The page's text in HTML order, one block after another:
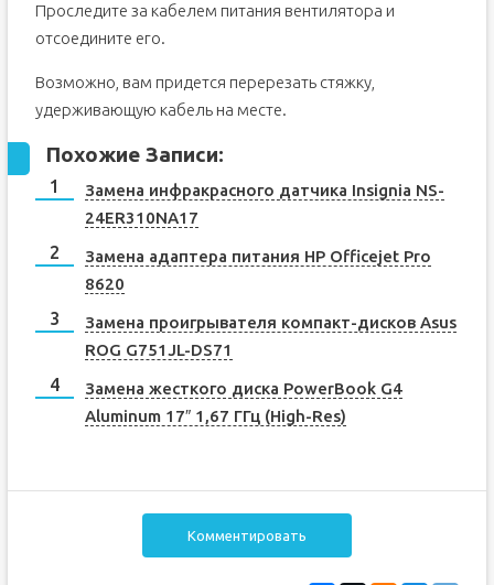
Проследите за кабелем питания вентилятора и
отсоедините его.
Возможно, вам придется перерезать стяжку,
удерживающую кабель на месте.
Похожие Записи:
Замена инфракрасного датчика Insignia NS-
24ER310NA17
Замена адаптера питания HP Officejet Pro
8620
Замена проигрывателя компакт-дисков Asus
ROG G751JL-DS71
Замена жесткого диска PowerBook G4
Aluminum 17″ 1,67 ГГц (High-Res)
Комментировать